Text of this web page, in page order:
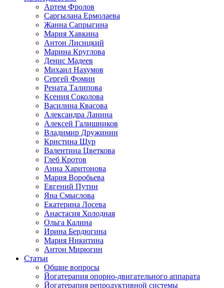
Артем Фролов
Саргылана Ермолаева
Жанна Сапрыгина
Мария Хавкина
Антон Лисицкий
Марина Круглова
Денис Мадеев
Михаил Нахумов
Сергей Фомин
Рената Талипова
Ксения Соколова
Василина Квасова
Александра Ланина
Алексей Галишников
Владимир Дружинин
Кристина Щур
Валентина Цветкова
Глеб Кротов
Анна Харитонова
Мария Воробьева
Евгений Путин
Яна Смыслова
Екатерина Лосева
Анастасия Холодная
Ольга Калина
Ирина Бердюгина
Мария Никитина
Антон Мирюгин
Статьи
Общие вопросы
Йогатерапия опорно-двигательного аппарата
Йогатерапия репродуктивной системы